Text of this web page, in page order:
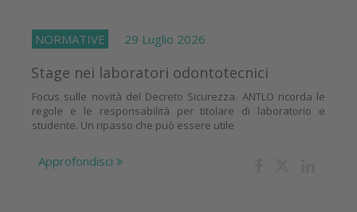
NORMATIVE 29 Luglio 2026
Stage nei laboratori odontotecnici
Focus sulle novità del Decreto Sicurezza. ANTLO ricorda le
regole e le responsabilità per titolare di laboratorio e
studente. Un ripasso che può essere utile
Approfondisci